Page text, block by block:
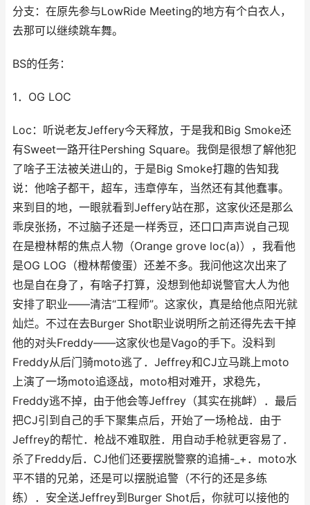
分支：在原先参与LowRide Meeting的地方有个白衣人，
去那可以继续跳车舞。
BS的任务：
1．OG LOC
Loc：听说老友Jeffery今天释放，于是我和Big Smoke还
有Sweet一路开往Pershing Square。我倒是很想了解他犯
了啥子王法被关进山的，于是Big Smoke打趣的告知我
说：他啥子都干，超车，违章停车，当然还有其他蠢事。
来到目的地，一眼就看到Jeffery站在那，这家伙还是那么
乖戾张扬，不过脑子还是一样秀豆，还口口声声说自己现
在是橙林帮的焦点人物（Orange grove loc(a)），我看他
是OG LOG（橙林帮傻蛋）还差不多。我问他这次出来了
也是自在身了，有啥子打算，没想到他却说警官大人为他
安排了职业——清洁“工程师”。这家伙，真是给他点阳光就
灿烂。不过在去Burger Shot职业说明所之前还得先去干掉
他的对头Freddy——这家伙也是Vago的手下。没料到
Freddy从后门骑moto逃了．Jeffrey和CJ立马跳上moto
上演了一场moto追逐战，moto相对难开，求稳先，
Freddy逃不掉，由于他会等Jeffrey（其实在挑衅）．最后
把CJ引到自己的手下聚集点后，开始了一场枪战．由于
Jeffrey的帮忙．枪战不难取胜．用自动手枪就更容易了．
杀了Freddy后．CJ他们还要摆脱警察的追捕-_+．moto水
平不错的兄弟，还是可以摆脱追警（不行的还是多练
练）．安全送Jeffrey到Burger Shot后，你就可以接他的